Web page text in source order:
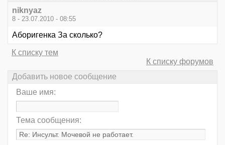
niknyaz
8 - 23.07.2010 - 08:55
Аборигенка За сколько?
К списку тем
К списку форумов
Добавить новое сообщение
Ваше имя:
Тема сообщения: